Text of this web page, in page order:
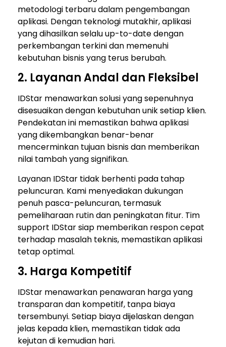
metodologi terbaru dalam pengembangan
aplikasi. Dengan teknologi mutakhir, aplikasi
yang dihasilkan selalu up-to-date dengan
perkembangan terkini dan memenuhi
kebutuhan bisnis yang terus berubah.
2. Layanan Andal dan Fleksibel
IDStar menawarkan solusi yang sepenuhnya
disesuaikan dengan kebutuhan unik setiap klien.
Pendekatan ini memastikan bahwa aplikasi
yang dikembangkan benar-benar
mencerminkan tujuan bisnis dan memberikan
nilai tambah yang signifikan.
Layanan IDStar tidak berhenti pada tahap
peluncuran. Kami menyediakan dukungan
penuh pasca-peluncuran, termasuk
pemeliharaan rutin dan peningkatan fitur. Tim
support IDStar siap memberikan respon cepat
terhadap masalah teknis, memastikan aplikasi
tetap optimal.
3. Harga Kompetitif
IDStar menawarkan penawaran harga yang
transparan dan kompetitif, tanpa biaya
tersembunyi. Setiap biaya dijelaskan dengan
jelas kepada klien, memastikan tidak ada
kejutan di kemudian hari.